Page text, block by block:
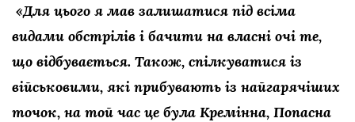
«‎Для цього я мав залишатися під всіма
видами обстрілів і бачити на власні очі те,
що відбувається. Також, спілкуватися із
військовими, які прибувають із найгарячіших
точок, на той час це була Кремінна, Попасна